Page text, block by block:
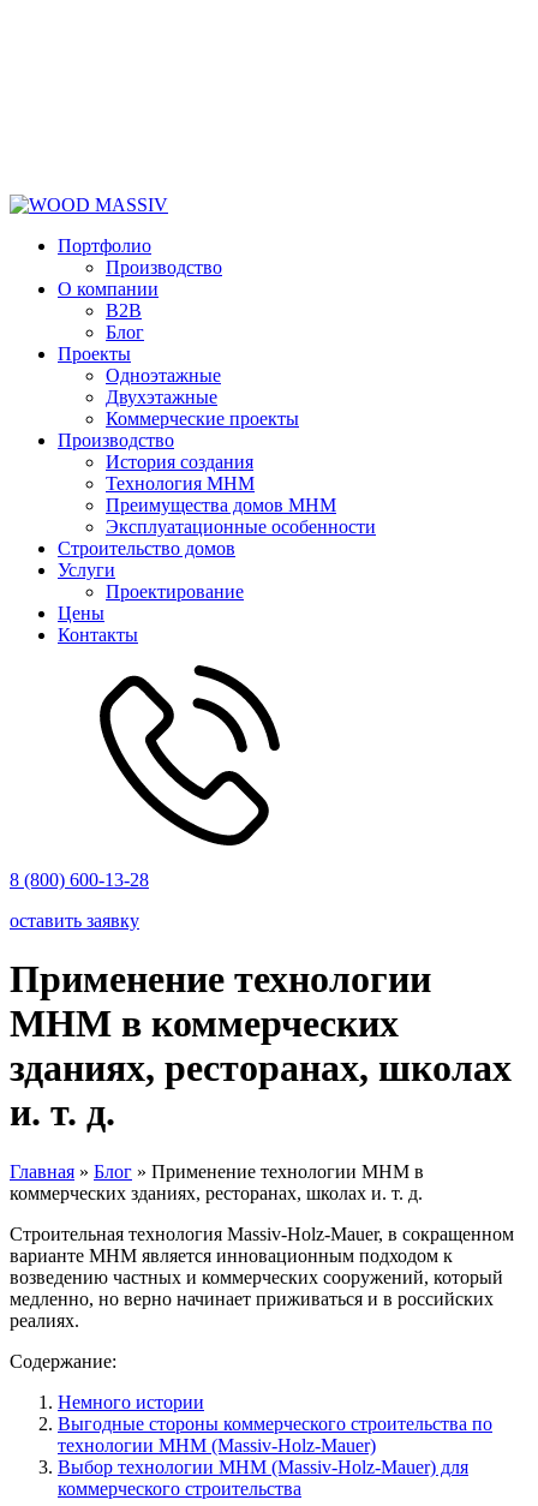
Портфолио
Производство
О компании
B2B
Блог
Проекты
Одноэтажные
Двухэтажные
Коммерческие проекты
Производство
История создания
Технология MHM
Преимущества домов MHM
Эксплуатационные особенности
Строительство домов
Услуги
Проектирование
Цены
Контакты
8 (800) 600-13-28
оставить заявку
Применение технологии
МНМ в коммерческих
зданиях, ресторанах, школах
и. т. д.
Главная » Блог » Применение технологии МНМ в
коммерческих зданиях, ресторанах, школах и. т. д.
Строительная технология Massiv-Holz-Mauer, в сокращенном
варианте МНМ является инновационным подходом к
возведению частных и коммерческих сооружений, который
медленно, но верно начинает приживаться и в российских
реалиях.
Содержание:
Немного истории
Выгодные стороны коммерческого строительства по
технологии МНМ (Massiv-Holz-Mauer)
Выбор технологии МНМ (Massiv-Holz-Mauer) для
коммерческого строительства